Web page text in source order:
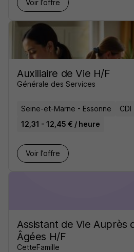
Voir l’offre
Auxiliaire de Vie H/F
Générale des Services
Seine-et-Marne - Essonne
CDI
12,31 - 12,45 € / heure
Voir l’offre
Assistant de Vie Auprès
Âgées H/F
CetteFamille